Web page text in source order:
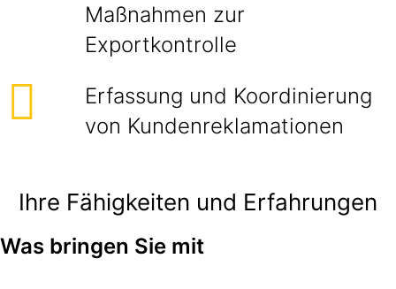
Maßnahmen zur
Exportkontrolle
Erfassung und Koordinierung
von Kundenreklamationen
Ihre Fähigkeiten und Erfahrungen
Was bringen Sie mit